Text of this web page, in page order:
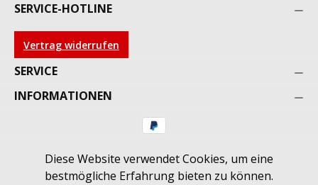
SERVICE-HOTLINE
Vertrag widerrufen
SERVICE
INFORMATIONEN
* Alle Preise inkl. gesetzl. Mehrwertsteuer zzgl.
Versandkostenund ggf. Nachnahmegebühren, wenn
Diese Website verwendet Cookies, um eine
bestmögliche Erfahrung bieten zu können.